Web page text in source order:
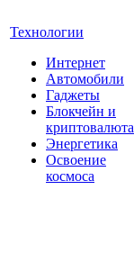
Технологии
Интернет
Автомобили
Гаджеты
Блокчейн и
криптовалюта
Энергетика
Освоение
космоса